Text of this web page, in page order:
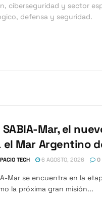
ciberseguridad y sector
defensa y seguridad.
Mar, el
Mar Argentino
TECH 6 AGOSTO, 2026 0
Mar se encuentra en la
la próxima gran misión...